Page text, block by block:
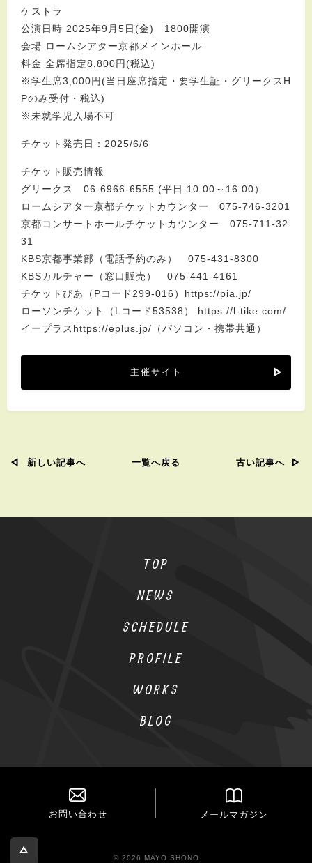
ケストラ
公演日時 2025年9月5日(金) 1800開演
会場 ロームシアター京都メインホール
料金 全席指定8,800円(税込)
※学生席3,000円(当日座席指定・要学生証・グリークスH
Pのみ受付・税込)
※未就学児入場不可
チケット発売日：2025/6/6
チケット販売情報
グリークス 06-6966-6555 (平日 10:00～16:00）
ロームシアター京都チケットカウンター 075-746-3201
京都コンサートホールチケットカウンター 075-711-32
31
KBS京都事業部（電話予約のみ） 075-431-8300
KBSカルチャー（窓口販売） 075-441-4161
チケットぴあ（Pコード299-016）https://pia.jp/
ローソンチケット（Lコード53538） https://l-tike.com/
イープラスhttps://eplus.jp/（パソコン・携帯共通）
主催サイト
新しい記事へ 一覧へ戻る 古い記事へ
TOP
NEWS
SCHEDULE
PROFILE
WORKS
BLOG
お問い合わせ メールマガジン
© 2026 MAYO SHONO